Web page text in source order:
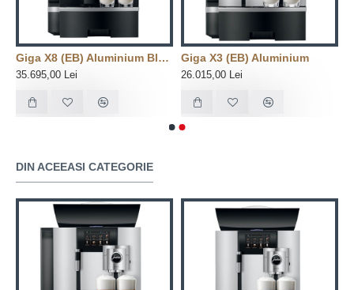
Giga X8 (EB) Aluminium Black
35.695,00 Lei
Giga X3 (EB) Aluminium
26.015,00 Lei
DIN ACEEASI CATEGORIE